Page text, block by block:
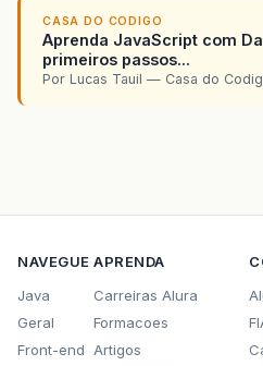
CASA DO CODIGO
Aprenda JavaScript com
primeiros passos...
Por Lucas Tauil — Casa do
NAVEGUE
Java
Geral
Front-end
APRENDA
Carreiras Alura
Formacoes
Artigos